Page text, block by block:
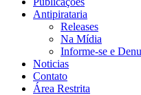
Antipirataria
Releases
Na Mídia
Informe-se e
Noticias
Contato
Área Restrita